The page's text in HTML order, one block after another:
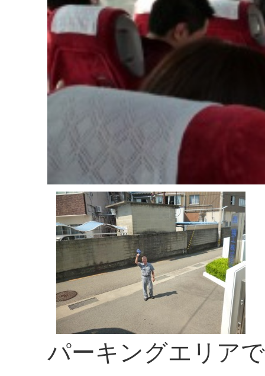
パーキングエリア